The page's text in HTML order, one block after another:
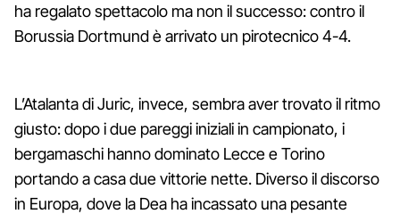
ha regalato spettacolo ma non il successo: contro il
Borussia Dortmund è arrivato un pirotecnico 4-4.
L’Atalanta di Juric, invece, sembra aver trovato il ritmo
giusto: dopo i due pareggi iniziali in campionato, i
bergamaschi hanno dominato Lecce e Torino
portando a casa due vittorie nette. Diverso il discorso
in Europa, dove la Dea ha incassato una pesante